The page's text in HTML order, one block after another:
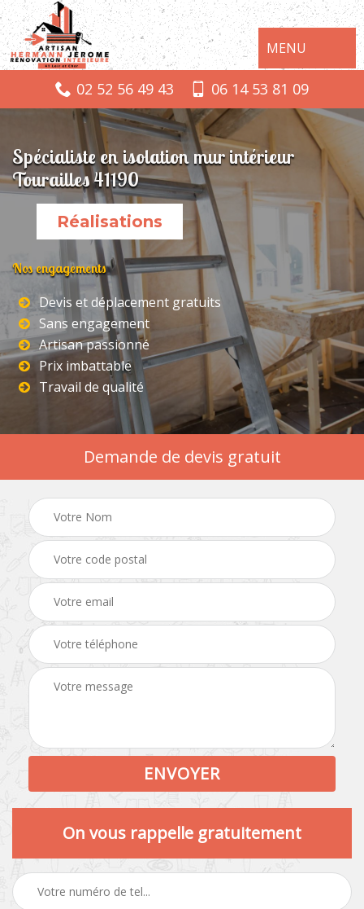
MENU
02 52 56 49 43 06 14 53 81 09
Spécialiste en isolation mur intérieur
Tourailles 41190
Réalisations
Nos engagements
Devis et déplacement gratuits
Sans engagement
Artisan passionné
Prix imbattable
Travail de qualité
Demande de devis gratuit
On vous rappelle gratuitement